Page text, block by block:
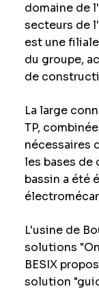
domaine de
secteurs de
est une
du groupe,
de
La large
TP,
nécessaires
les bases de
bassin a été
L'usine de
solutions
BESIX
solution